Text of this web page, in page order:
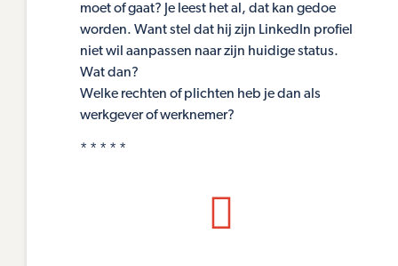
moet of gaat? Je leest het al, dat kan gedoe
worden. Want stel dat hij zijn LinkedIn profiel
niet wil aanpassen naar zijn huidige status.
Wat dan?
Welke rechten of plichten heb je dan als
werkgever of werknemer?
* * * * *